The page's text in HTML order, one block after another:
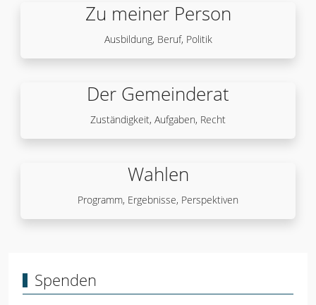
Zu meiner Person
Ausbildung, Beruf, Politik
Der Gemeinderat
Zuständigkeit, Aufgaben, Recht
Wahlen
Programm, Ergebnisse, Perspektiven
Spenden